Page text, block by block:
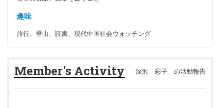
趣味
旅行、登山、読書、現代中国社会ウォッチング
Member's Activity 深沢 彩子 の活動報告